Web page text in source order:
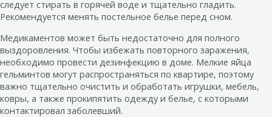
следует стирать в горячей воде и тщательно гладить.
Рекомендуется менять постельное белье перед сном.
Медикаментов может быть недостаточно для полного
выздоровления. Чтобы избежать повторного заражения,
необходимо провести дезинфекцию в доме. Мелкие яйца
гельминтов могут распространяться по квартире, поэтому
важно тщательно очистить и обработать игрушки, мебель,
ковры, а также прокипятить одежду и белье, с которыми
контактировал заболевший.